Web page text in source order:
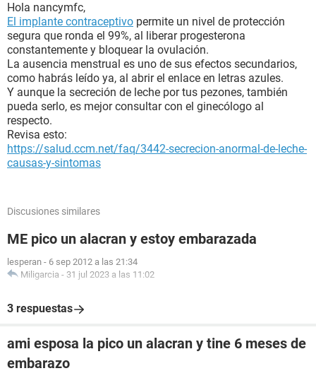
Hola nancymfc,
El implante contraceptivo permite un nivel de protección
segura que ronda el 99%, al liberar progesterona
constantemente y bloquear la ovulación.
La ausencia menstrual es uno de sus efectos secundarios,
como habrás leído ya, al abrir el enlace en letras azules.
Y aunque la secreción de leche por tus pezones, también
pueda serlo, es mejor consultar con el ginecólogo al
respecto.
Revisa esto:
https://salud.ccm.net/faq/3442-secrecion-anormal-de-leche-
causas-y-sintomas
Discusiones similares
ME pico un alacran y estoy embarazada
lesperan - 6 sep 2012 a las 21:34
Miligarcia - 31 jul 2023 a las 11:02
3 respuestas
ami esposa la pico un alacran y tine 6 meses de
embarazo